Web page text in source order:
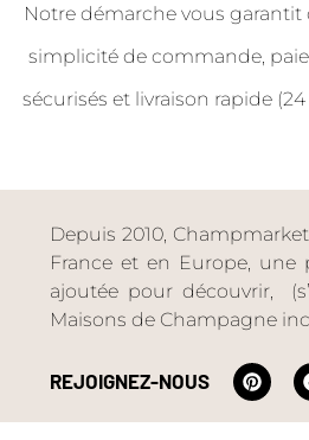
Notre démarche vous garantit
simplicité de commande,
sécurisés et livraison rapide (24
Depuis 2010,
France et en Europe, une
ajoutée pour découvrir,
Maisons de Champagne
REJOIGNEZ-NOUS